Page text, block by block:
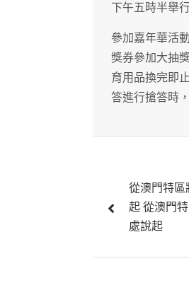
下午五時半舉
參加嘉年華活
獎券參加大抽
育用品換完即
答進行搶答時
章
覽
從澳門特區
起 從澳門
處說起